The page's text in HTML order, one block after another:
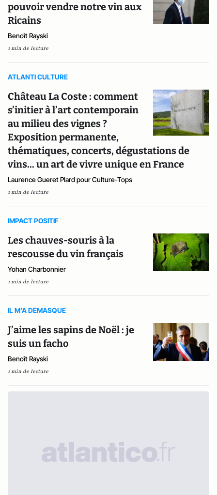
pouvoir vendre notre vin aux
Ricains
Benoît Rayski
1 min de lecture
ATLANTI CULTURE
Château La Coste : comment
s’initier à l’art contemporain
au milieu des vignes ?
Exposition permanente,
thématiques, concerts, dégustations de
vins... un art de vivre unique en France
Laurence Gueret Plard pour Culture-Tops
1 min de lecture
IMPACT POSITIF
Les chauves-souris à la
rescousse du vin français
Yohan Charbonnier
1 min de lecture
IL M’A DEMASQUE
J’aime les sapins de Noël : je
suis un facho
Benoît Rayski
1 min de lecture